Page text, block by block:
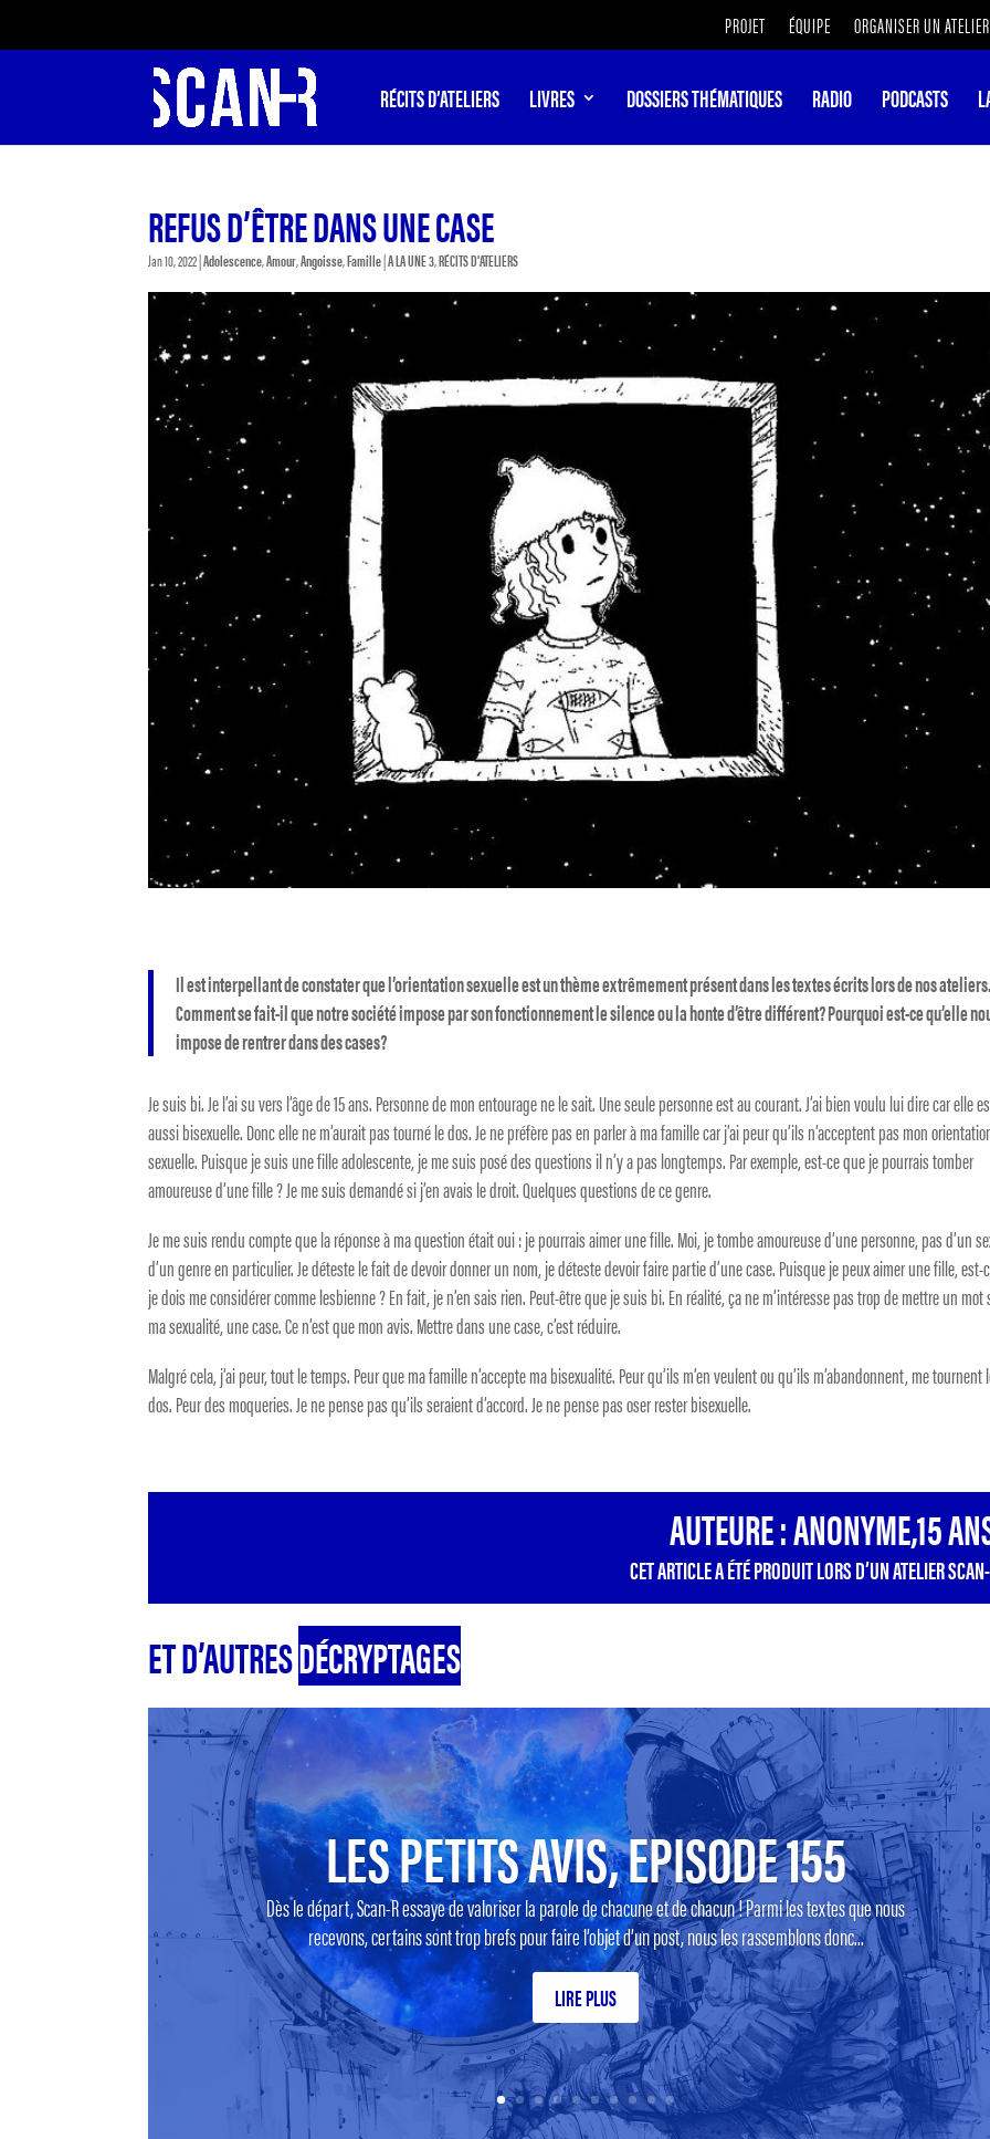
PROJET ÉQUIPE ORGANISER UN ATELIER
RÉCITS D’ATELIERS LIVRES DOSSIERS THÉMATIQUES RADIO PODCASTS
REFUS D’ÊTRE DANS UNE CASE
Jan 10, 2022|Adolescence,Amour,Angoisse,Famille|A LA UNE 3,RÉCITS D'ATELIERS
Il est interpellant de constater que l’orientation sexuelle est un thème extrêmement présent dans les textes écrits lors de nos
Comment se fait-il que notre société impose par son fonctionnement le silence ou la honte d’être différent? Pourquoi est-ce qu’elle
impose de rentrer dans des cases?
Je suis bi. Je l’ai su vers l’âge de 15 ans. Personne de mon entourage ne le sait. Une seule personne est au courant. J’ai bien voulu lui dire car elle
aussi bisexuelle. Donc elle ne m’aurait pas tourné le dos. Je ne préfère pas en parler à ma famille car j’ai peur qu’ils n’acceptent pas mon
sexuelle. Puisque je suis une fille adolescente, je me suis posé des questions il n’y a pas longtemps. Par exemple, est-ce que je pourrais tomber
amoureuse d’une fille ? Je me suis demandé si j’en avais le droit. Quelques questions de ce genre.
Je me suis rendu compte que la réponse à ma question était oui : je pourrais aimer une fille. Moi, je tombe amoureuse d’une personne, pas d’un
d’un genre en particulier. Je déteste le fait de devoir donner un nom, je déteste devoir faire partie d’une case. Puisque je peux aimer une fille, est-
je dois me considérer comme lesbienne ? En fait, je n’en sais rien. Peut-être que je suis bi. En réalité, ça ne m’intéresse pas trop de mettre un
ma sexualité, une case. Ce n’est que mon avis. Mettre dans une case, c’est réduire.
Malgré cela, j’ai peur, tout le temps. Peur que ma famille n’accepte ma bisexualité. Peur qu’ils m’en veulent ou qu’ils m’abandonnent, me tournent
dos. Peur des moqueries. Je ne pense pas qu’ils seraient d’accord. Je ne pense pas oser rester bisexuelle.
AUTEURE : ANONYME,15
CET ARTICLE A ÉTÉ PRODUIT LORS D’UN ATELIER
ET D’AUTRESDÉCRYPTAGES
LES PETITS AVIS, EPISODE 155
Dès le départ, Scan-R essaye de valoriser la parole de chacune et de chacun ! Parmi les textes que nous
recevons, certains sont trop brefs pour faire l’objet d’un post, nous les rassemblons donc...
LIRE PLUS